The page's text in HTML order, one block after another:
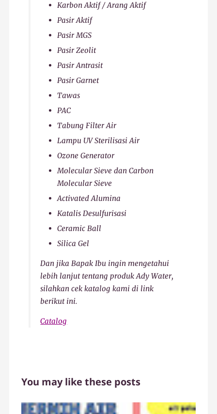
Karbon Aktif / Arang Aktif
Pasir Aktif
Pasir MGS
Pasir Zeolit
Pasir Antrasit
Pasir Garnet
Tawas
PAC
Tabung Filter Air
Lampu UV Sterilisasi Air
Ozone Generator
Molecular Sieve dan Carbon
Molecular Sieve
Activated Alumina
Katalis Desulfurisasi
Ceramic Ball
Silica Gel
Dan jika Bapak Ibu ingin mengetahui
lebih lanjut tentang produk Ady Water,
silahkan cek katalog kami di link
berikut ini.
Catalog
You may like these posts